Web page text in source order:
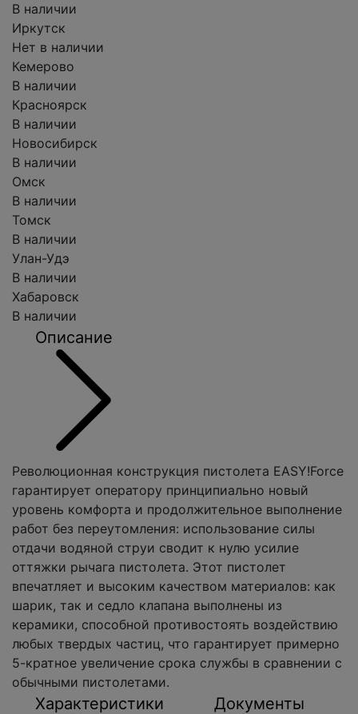
В наличии
Иркутск
Нет в наличии
Кемерово
В наличии
Красноярск
В наличии
Новосибирск
В наличии
Омск
В наличии
Томск
В наличии
Улан-Удэ
В наличии
Хабаровск
В наличии
Описание
Революционная конструкция пистолета EASY!Force
гарантирует оператору принципиально новый
уровень комфорта и продолжительное выполнение
работ без переутомления: использование силы
отдачи водяной струи сводит к нулю усилие
оттяжки рычага пистолета. Этот пистолет
впечатляет и высоким качеством материалов: как
шарик, так и седло клапана выполнены из
керамики, способной противостоять воздействию
любых твердых частиц, что гарантирует примерно
5-кратное увеличение срока службы в сравнении с
обычными пистолетами.
Характеристики Документы